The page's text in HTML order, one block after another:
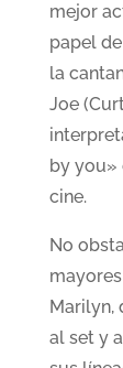
mejor
papel
la
Joe
by you»
cine.
No
Marilyn,
al set y